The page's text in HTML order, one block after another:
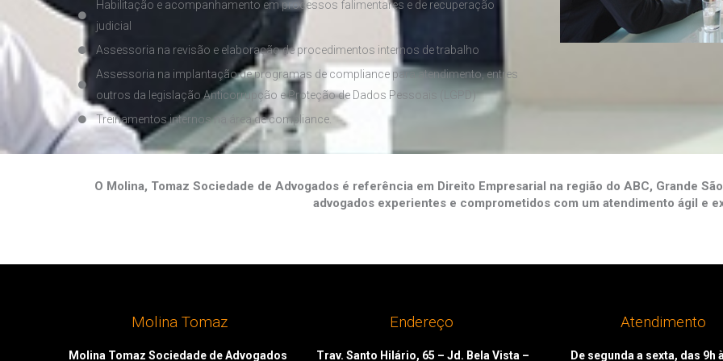
Habilitação e acompanhamento em processos falimentares e de recuperação
judicial
Assessoria na revisão e elaboração de procedimentos internos de trabalho
Assessoria na implantação de programas de compliance para atendimento, entres
outros da legislação Anticorrupção e Proteção de Dados Pessoais (LGPD)
Treinamentos internos na área de compliance.
O Molina, Tomaz Sociedade de Advogados é referência em Direito Empresarial na região do ABC, Grande
advogados experientes e comprometidos com um atendimento ágil e
Molina Tomaz
Molina Tomaz Sociedade de Advogados
Endereço
Trav. Santo Hilário, 65 – Jd. Bela Vista –
Atendimento
De segunda a sexta, das 9h